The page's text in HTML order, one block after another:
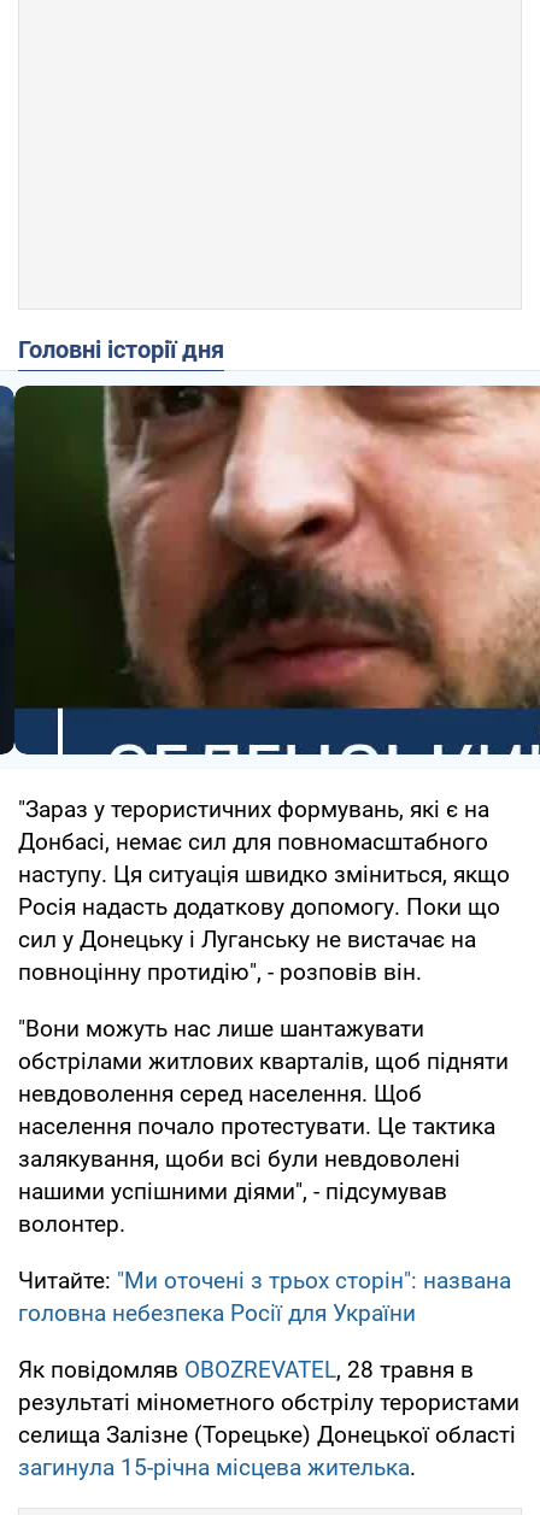
Головні історії дня
"Зараз у терористичних формувань, які є на
Донбасі, немає сил для повномасштабного
наступу. Ця ситуація швидко зміниться, якщо
Росія надасть додаткову допомогу. Поки що
сил у Донецьку і Луганську не вистачає на
повноцінну протидію", - розповів він.
"Вони можуть нас лише шантажувати
обстрілами житлових кварталів, щоб підняти
невдоволення серед населення. Щоб
населення почало протестувати. Це тактика
залякування, щоби всі були невдоволені
нашими успішними діями", - підсумував
волонтер.
Читайте: "Ми оточені з трьох сторін": названа
головна небезпека Росії для України
Як повідомляв OBOZREVATEL, 28 травня в
результаті мінометного обстрілу терористами
селища Залізне (Торецьке) Донецької області
загинула 15-річна місцева жителька.